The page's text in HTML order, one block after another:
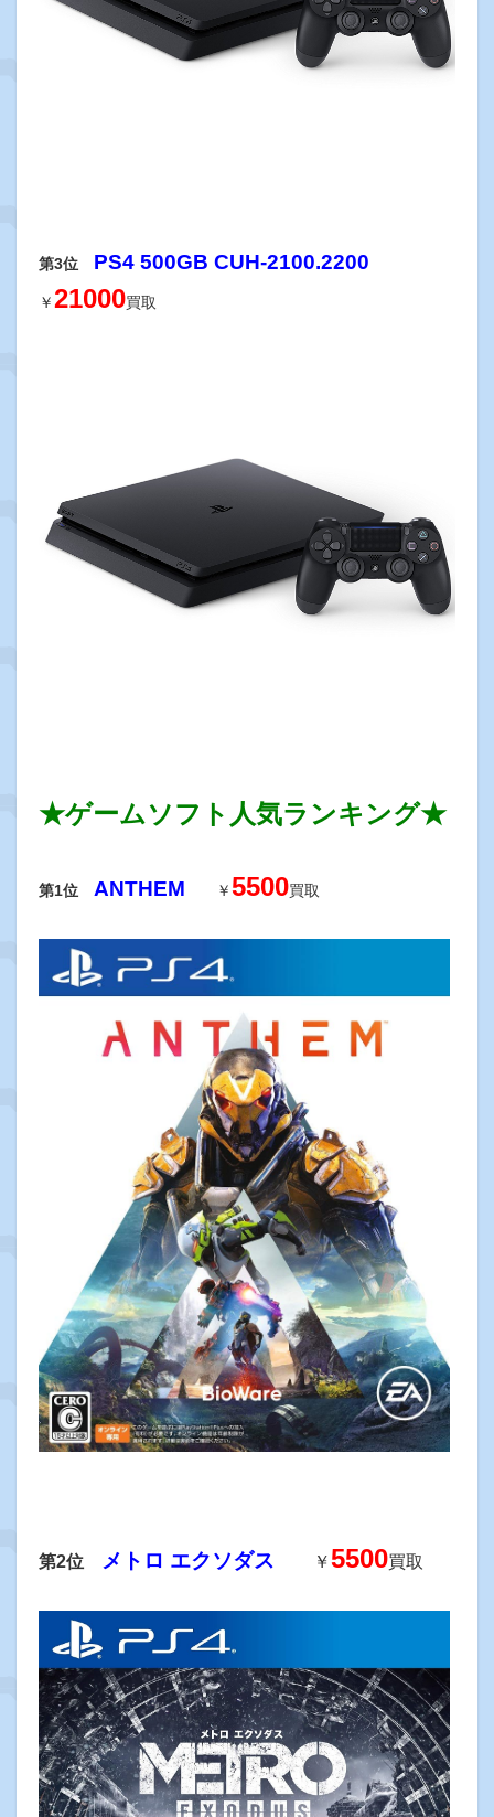
第3位 PS4 500GB CUH-2100.2200
￥21000買取
★ゲームソフト人気ランキング★
第1位 ANTHEM ￥5500買取
第2位 メトロ エクソダス ￥5500買取